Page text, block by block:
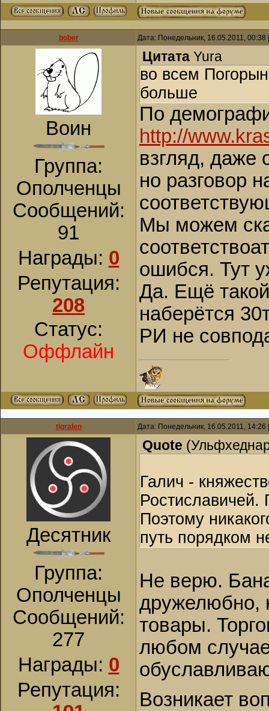
bober Дата: Понедельник, 16.05.2011,
Воин
Группа:
Ополченцы
Сообщений:
91
Награды: 0
Репутация:
208
Статус:
Оффлайн
Цитата Yura
во всем
больше
По
http://
взгляд, даже
но разговор
Мы можем
ошибся. Тут
Да. Ещё
наберётся
РИ не
tigralen Дата: Понедельник, 16.05.2011,
Десятник
Группа:
Ополченцы
Сообщений:
277
Награды: 0
Репутация:
Quote (
Галич -
Ростиславичей.
Поэтому
путь порядком
Не верю.
дружелюбно,
товары.
любом
Возникает